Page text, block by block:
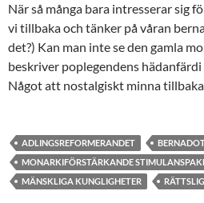
När så många bara intresserar sig
vi tillbaka och tänker på våran
det?) Kan man inte se den gamla
beskriver poplegendens
Något att nostalgiskt minna
ADLINGSREFORMERANDET
MONARKIFÖRSTÄRKANDE
MÄNSKLIGA KUNGLIGHETER